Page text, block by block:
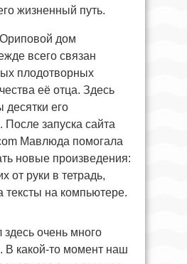
жизненный путь.
дом
всего связан
плодотворных
её отца. Здесь
его
После запуска сайта
Мавлюда помогала
новые произведения:
от руки в тетрадь,
тексты на компьютере.
очень много
В какой-то момент наш